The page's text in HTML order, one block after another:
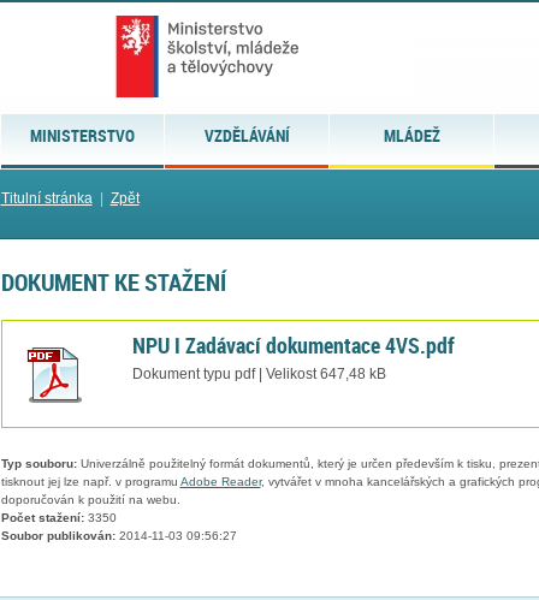
MINISTERSTVO VZDĚLÁVÁNÍ MLÁDEŽ
Titulní stránka| Zpět
DOKUMENT KE STAŽENÍ
NPU I Zadávací dokumentace 4VS.pdf
Dokument typu pdf | Velikost 647,48 kB
Typ souboru:Univerzálně použitelný formát dokumentů, který je určen především k tisku,
tisknout jej lze např. v programu Adobe Reader, vytvářet v mnoha kancelářských a grafických
doporučován k použití na webu.
Počet stažení:3350
Soubor publikován:2014-11-03 09:56:27